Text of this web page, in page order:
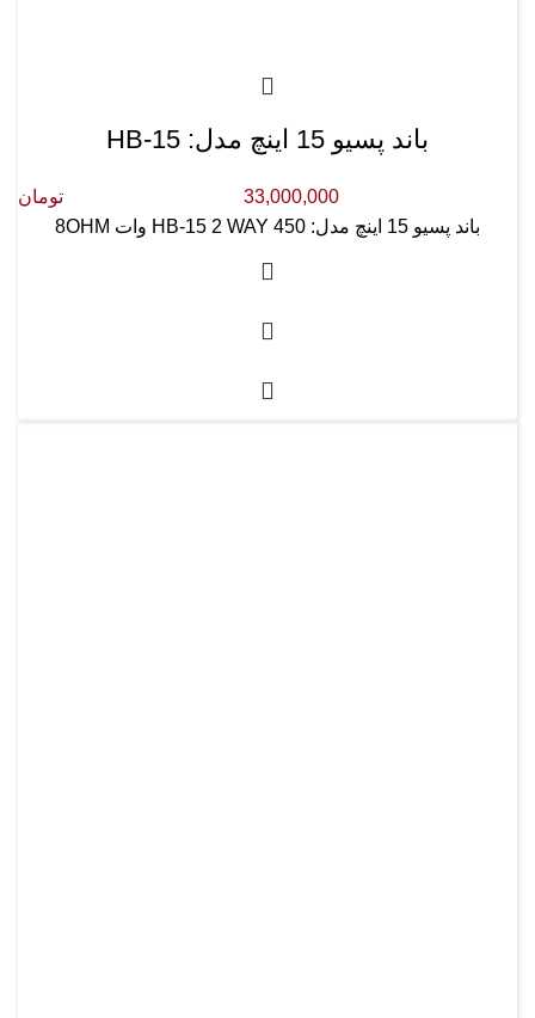
باند پسیو 15 اینچ مدل: HB-15
تومان
33,000,000
باند پسیو 15 اینچ مدل: HB-15 2 WAY 450 وات 8OHM